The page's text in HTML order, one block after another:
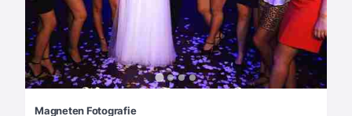
Magneten Fotografie